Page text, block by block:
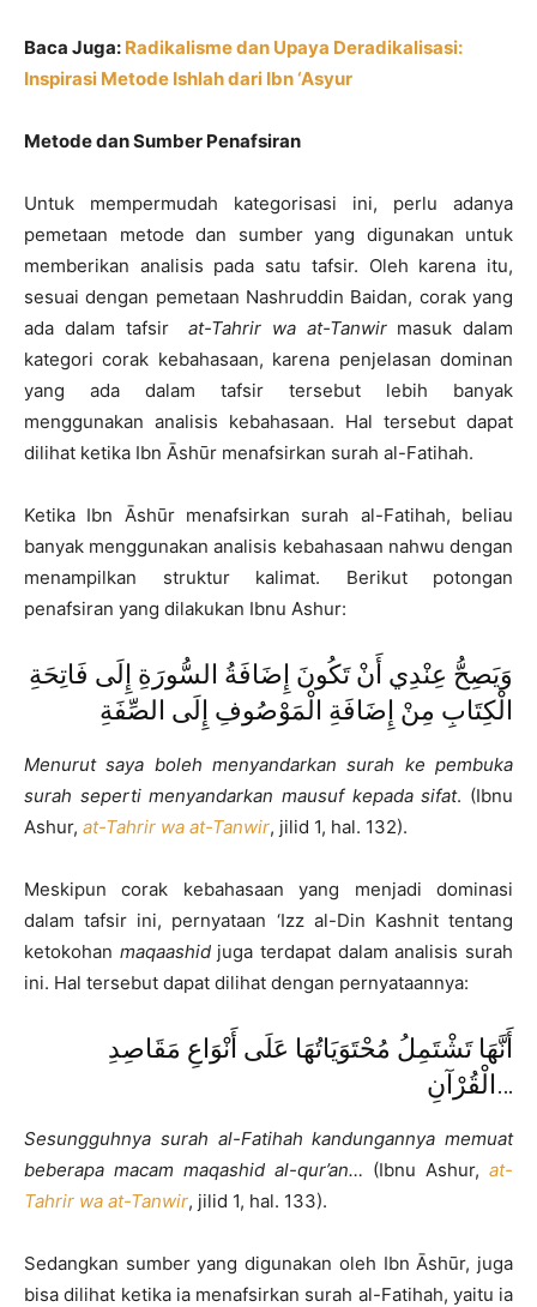
Baca Juga: Radikalisme dan Upaya Deradikalisasi:
Inspirasi Metode Ishlah dari Ibn ‘Asyur
Metode dan Sumber Penafsiran
Untuk mempermudah kategorisasi ini, perlu adanya
pemetaan metode dan sumber yang digunakan untuk
memberikan analisis pada satu tafsir. Oleh karena itu,
sesuai dengan pemetaan Nashruddin Baidan, corak yang
ada dalam tafsir
at-Tahrir wa at-Tanwir masuk dalam
kategori corak kebahasaan, karena penjelasan dominan
yang ada dalam tafsir tersebut lebih banyak
menggunakan analisis kebahasaan. Hal tersebut dapat
dilihat ketika Ibn Āshūr menafsirkan surah al-Fatihah.
Ketika Ibn Āshūr menafsirkan surah al-Fatihah, beliau
banyak menggunakan analisis kebahasaan nahwu dengan
menampilkan struktur kalimat. Berikut potongan
penafsiran yang dilakukan Ibnu Ashur:
وَيَصِحُّ عِنْدِي أَنْ تَكُونَ إِضَافَةُ السُّورَةِ إِلَى فَاتِحَةِ
الْكِتَابِ مِنْ إِضَافَةِ الْمَوْصُوفِ إِلَى الصِّفَةِ
Menurut saya boleh menyandarkan surah ke pembuka
surah seperti menyandarkan mausuf kepada sifat. (Ibnu
Ashur, at-Tahrir wa at-Tanwir, jilid 1, hal. 132).
Meskipun corak kebahasaan yang menjadi dominasi
dalam tafsir ini, pernyataan ‘Izz al-Din Kashnit tentang
ketokohan maqaashid juga terdapat dalam analisis surah
ini. Hal tersebut dapat dilihat dengan pernyataannya:
أَنَّهَا تَشْتَمِلُ مُحْتَوَيَاتُهَا عَلَى أَنْوَاعِ مَقَاصِدِ
الْقُرْآنِ…
Sesungguhnya surah al-Fatihah kandungannya memuat
beberapa macam maqashid al-qur’an… (Ibnu Ashur, at-
Tahrir wa at-Tanwir, jilid 1, hal. 133).
Sedangkan sumber yang digunakan oleh Ibn Āshūr, juga
bisa dilihat ketika ia menafsirkan surah al-Fatihah, yaitu ia